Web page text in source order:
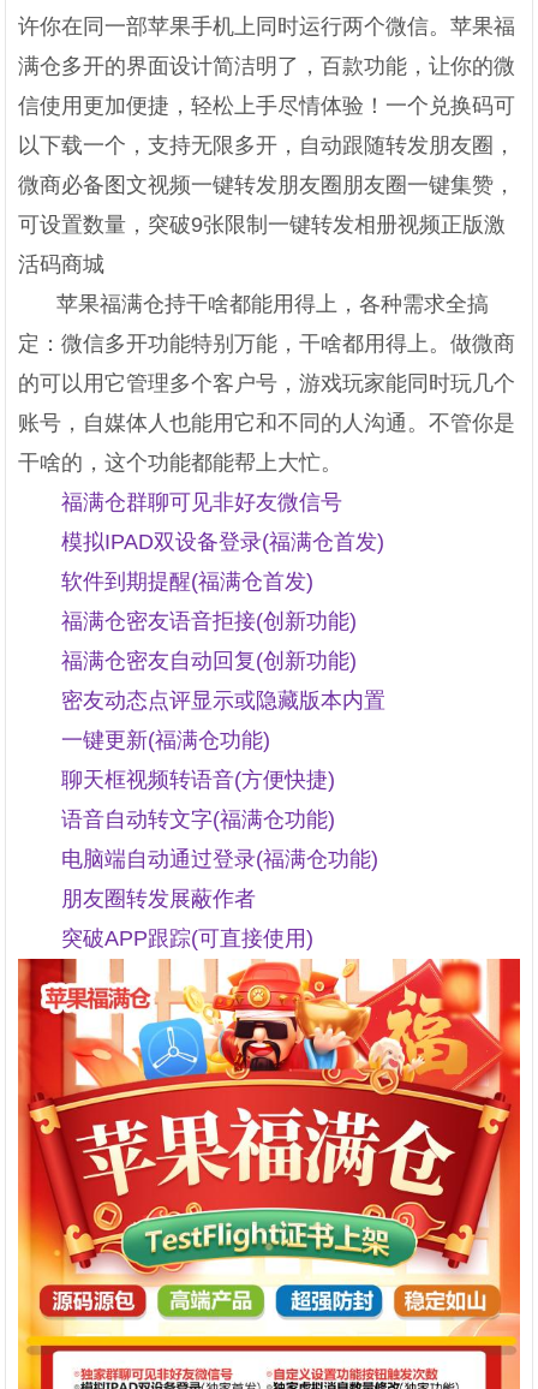
许你在同一部苹果手机上同时运行两个微信。苹果福
满仓多开的界面设计简洁明了，百款功能，让你的微
信使用更加便捷，轻松上手尽情体验！一个兑换码可
以下载一个，支持无限多开，自动跟随转发朋友圈，
微商必备图文视频一键转发朋友圈朋友圈一键集赞，
可设置数量，突破9张限制一键转发相册视频正版激
活码商城
苹果福满仓持干啥都能用得上，各种需求全搞
定：微信多开功能特别万能，干啥都用得上。做微商
的可以用它管理多个客户号，游戏玩家能同时玩几个
账号，自媒体人也能用它和不同的人沟通。不管你是
干啥的，这个功能都能帮上大忙。
福满仓群聊可见非好友微信号
模拟IPAD双设备登录(福满仓首发)
软件到期提醒(福满仓首发)
福满仓密友语音拒接(创新功能)
福满仓密友自动回复(创新功能)
密友动态点评显示或隐藏版本内置
一键更新(福满仓功能)
聊天框视频转语音(方便快捷)
语音自动转文字(福满仓功能)
电脑端自动通过登录(福满仓功能)
朋友圈转发展蔽作者
突破APP跟踪(可直接使用)